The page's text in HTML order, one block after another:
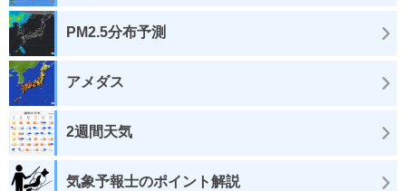
PM2.5分布予測
アメダス
2週間天気
気象予報士のポイント解説